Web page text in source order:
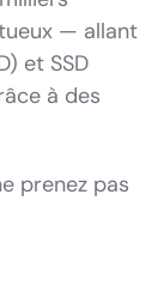
— allant
et SSD
à des
prenez pas